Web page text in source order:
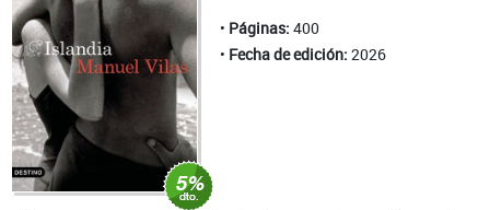
Páginas: 400
Fecha de edición: 2026